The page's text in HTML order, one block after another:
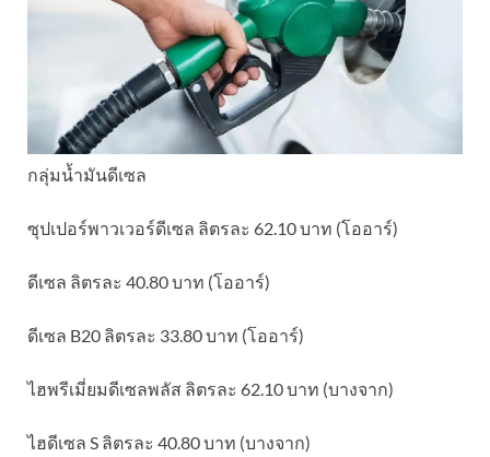
กลุ่มน้ำมันดีเซล
ซุปเปอร์พาวเวอร์ดีเซล ลิตรละ 62.10 บาท (โออาร์)
ดีเซล ลิตรละ 40.80 บาท (โออาร์)
ดีเซล B20 ลิตรละ 33.80 บาท (โออาร์)
ไฮพรีเมี่ยมดีเซลพลัส ลิตรละ 62.10 บาท (บางจาก)
ไฮดีเซล S ลิตรละ 40.80 บาท (บางจาก)